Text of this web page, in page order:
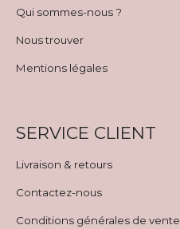
Qui sommes-nous ?
Nous trouver
Mentions légales
SERVICE CLIENT
Livraison & retours
Contactez-nous
Conditions générales de vente